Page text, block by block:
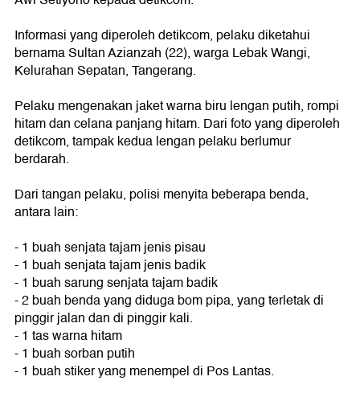
Informasi yang diperoleh detikcom, pelaku diketahui
bernama Sultan Azianzah (22), warga Lebak Wangi,
Kelurahan Sepatan, Tangerang.
Pelaku mengenakan jaket warna biru lengan putih, rompi
hitam dan celana panjang hitam. Dari foto yang diperoleh
detikcom, tampak kedua lengan pelaku berlumur
berdarah.
Dari tangan pelaku, polisi menyita beberapa benda,
antara lain:
- 1 buah senjata tajam jenis pisau
- 1 buah senjata tajam jenis badik
- 1 buah sarung senjata tajam badik
- 2 buah benda yang diduga bom pipa, yang terletak di
pinggir jalan dan di pinggir kali.
- 1 tas warna hitam
- 1 buah sorban putih
- 1 buah stiker yang menempel di Pos Lantas.